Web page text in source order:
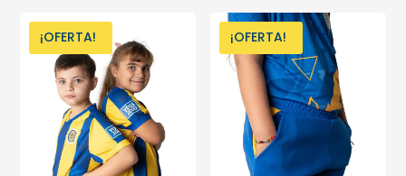
¡OFERTA! ¡OFERTA!